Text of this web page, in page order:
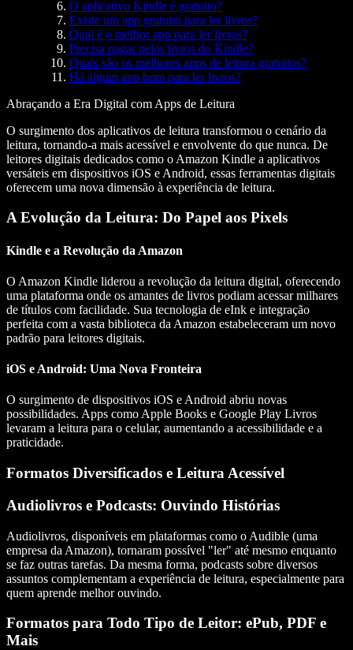
O aplicativo Kindle é gratuito?
Existe um app gratuito para ler livros?
Qual é o melhor app para ler livros?
Precisa pagar pelos livros do Kindle?
Quais são os melhores apps de leitura gratuitos?
Há algum app bom para ler livros?
Abraçando a Era Digital com Apps de Leitura
O surgimento dos aplicativos de leitura transformou o cenário da
leitura, tornando-a mais acessível e envolvente do que nunca. De
leitores digitais dedicados como o Amazon Kindle a aplicativos
versáteis em dispositivos iOS e Android, essas ferramentas digitais
oferecem uma nova dimensão à experiência de leitura.
A Evolução da Leitura: Do Papel aos Pixels
Kindle e a Revolução da Amazon
O Amazon Kindle liderou a revolução da leitura digital, oferecendo
uma plataforma onde os amantes de livros podiam acessar milhares
de títulos com facilidade. Sua tecnologia de eInk e integração
perfeita com a vasta biblioteca da Amazon estabeleceram um novo
padrão para leitores digitais.
iOS e Android: Uma Nova Fronteira
O surgimento de dispositivos iOS e Android abriu novas
possibilidades. Apps como Apple Books e Google Play Livros
levaram a leitura para o celular, aumentando a acessibilidade e a
praticidade.
Formatos Diversificados e Leitura Acessível
Audiolivros e Podcasts: Ouvindo Histórias
Audiolivros, disponíveis em plataformas como o Audible (uma
empresa da Amazon), tornaram possível "ler" até mesmo enquanto
se faz outras tarefas. Da mesma forma, podcasts sobre diversos
assuntos complementam a experiência de leitura, especialmente para
quem aprende melhor ouvindo.
Formatos para Todo Tipo de Leitor: ePub, PDF e
Mais